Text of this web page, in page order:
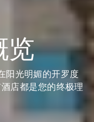
览
阳光明媚的开罗度
店都是您的终极理